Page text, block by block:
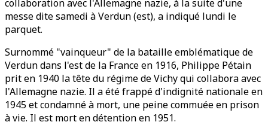
collaboration avec l'Allemagne nazie, à la suite d'une
messe dite samedi à Verdun (est), a indiqué lundi le
parquet.
Surnommé "vainqueur" de la bataille emblématique de
Verdun dans l'est de la France en 1916, Philippe Pétain
prit en 1940 la tête du régime de Vichy qui collabora avec
l'Allemagne nazie. Il a été frappé d'indignité nationale en
1945 et condamné à mort, une peine commuée en prison
à vie. Il est mort en détention en 1951.